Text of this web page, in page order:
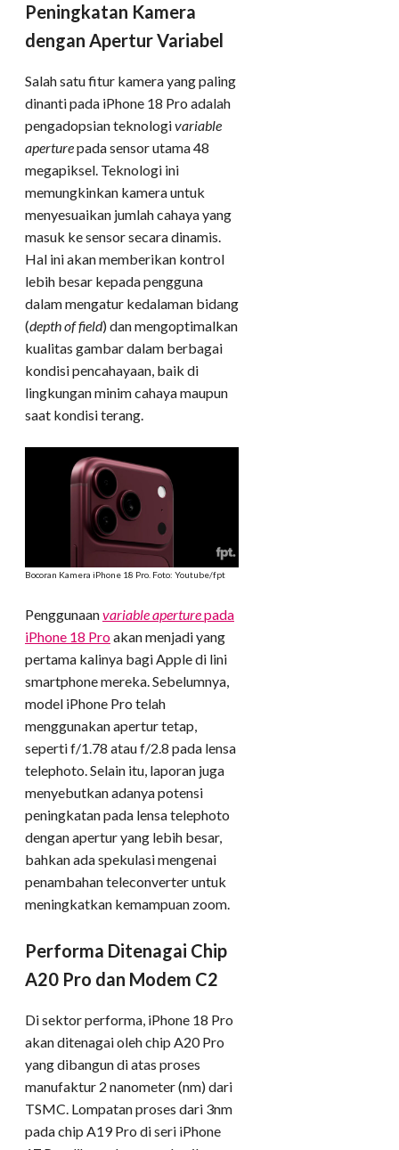
Peningkatan Kamera
dengan Apertur Variabel
Salah satu fitur kamera yang paling
dinanti pada iPhone 18 Pro adalah
pengadopsian teknologivariable
aperturepada sensor utama 48
megapiksel. Teknologi ini
memungkinkan kamera untuk
menyesuaikan jumlah cahaya yang
masuk ke sensor secara dinamis.
Hal ini akan memberikan kontrol
lebih besar kepada pengguna
dalam mengatur kedalaman bidang
(depth of field) dan mengoptimalkan
kualitas gambar dalam berbagai
kondisi pencahayaan, baik di
lingkungan minim cahaya maupun
saat kondisi terang.
Bocoran Kamera iPhone 18 Pro. Foto: Youtube/fpt
Penggunaanvariable aperturepada
iPhone 18 Proakan menjadi yang
pertama kalinya bagi Apple di lini
smartphone mereka. Sebelumnya,
model iPhone Pro telah
menggunakan apertur tetap,
seperti f/1.78 atau f/2.8 pada lensa
telephoto. Selain itu, laporan juga
menyebutkan adanya potensi
peningkatan pada lensa telephoto
dengan apertur yang lebih besar,
bahkan ada spekulasi mengenai
penambahan teleconverter untuk
meningkatkan kemampuan zoom.
Performa Ditenagai Chip
A20 Pro dan Modem C2
Di sektor performa, iPhone 18 Pro
akan ditenagai oleh chip A20 Pro
yang dibangun di atas proses
manufaktur 2 nanometer (nm) dari
TSMC. Lompatan proses dari 3nm
pada chip A19 Pro di seri iPhone